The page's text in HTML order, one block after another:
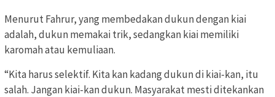
Menurut Fahrur, yang membedakan dukun dengan kiai
adalah, dukun memakai trik, sedangkan kiai memiliki
karomah atau kemuliaan.
“Kita harus selektif. Kita kan kadang dukun di kiai-kan, itu
salah. Jangan kiai-kan dukun. Masyarakat mesti ditekankan